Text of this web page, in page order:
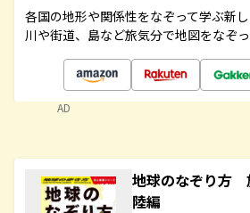
各国の地形や関係性をなぞって学ぶ新し
川や街道、島など旅気分で地図をなぞ
AD
地球のなぞり方
陸編